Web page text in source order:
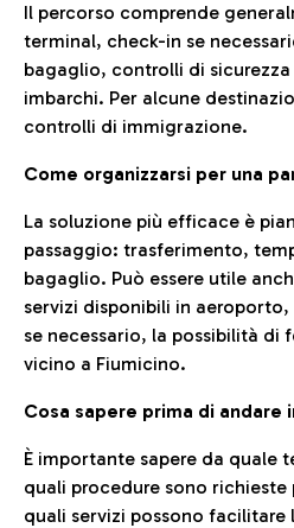
Il percorso comprende
terminal, check-in se
bagaglio, controlli di sicurezza
imbarchi. Per alcune
controlli di immigrazione.
Come organizzarsi per una
La soluzione più efficace è
passaggio: trasferimento,
bagaglio. Può essere utile
servizi disponibili in aeroporto,
se necessario, la possibilità di
vicino a Fiumicino.
Cosa sapere prima di andare
È importante sapere da quale
quali procedure sono richieste
quali servizi possono facilitare